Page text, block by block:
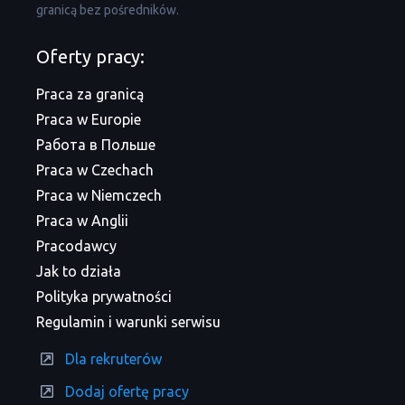
granicą bez pośredników.
Oferty pracy:
Praca za granicą
Praca w Europie
Работа в Польше
Praca w Czechach
Praca w Niemczech
Praca w Anglii
Pracodawcy
Jak to działa
Polityka prywatności
Regulamin i warunki serwisu
Dla rekruterów
Dodaj ofertę pracy